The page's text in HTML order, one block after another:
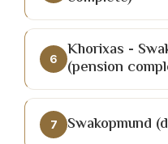
6 Khorixas -
(pension
7 Swakopmund